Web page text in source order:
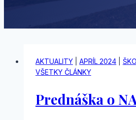
AKTUALITY APRÍL 2024
VŠETKY ČLÁNKY
Prednáška o